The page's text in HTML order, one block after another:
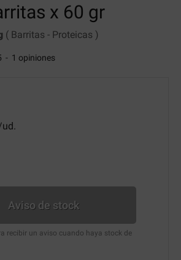
x 60 gr
( Barritas - Proteicas )
- 1 opiniones
Aviso de stock
recibir un aviso cuando haya stock de